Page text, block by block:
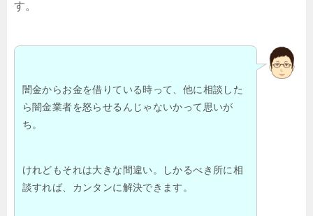
す。
闇金からお金を借りている時って、他に相談した
ら闇金業者を怒らせるんじゃないかって思いが
ち。
けれどもそれは大きな間違い。しかるべき所に相
談すれば、カンタンに解決できます。